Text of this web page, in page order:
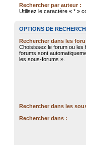
Rechercher par auteur :
Utilisez le caractère « * »
OPTIONS DE
Rechercher dans les
Choisissez le forum ou
forums sont
les sous-forums ».
Rechercher dans les
Rechercher dans :